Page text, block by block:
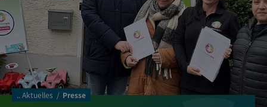
.. Aktuelles Presse